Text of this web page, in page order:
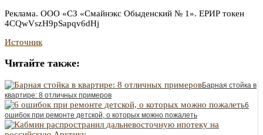
Реклама. ООО «СЗ «Смайнэкс Обыденский № 1». ЕРИР токен
4CQwVszH9pSapqv6dHj
Источник
Читайте также:
Барная стойка в
квартире: 8 отличных примеров
6
ошибок при ремонте детской, о которых можно пожалеть